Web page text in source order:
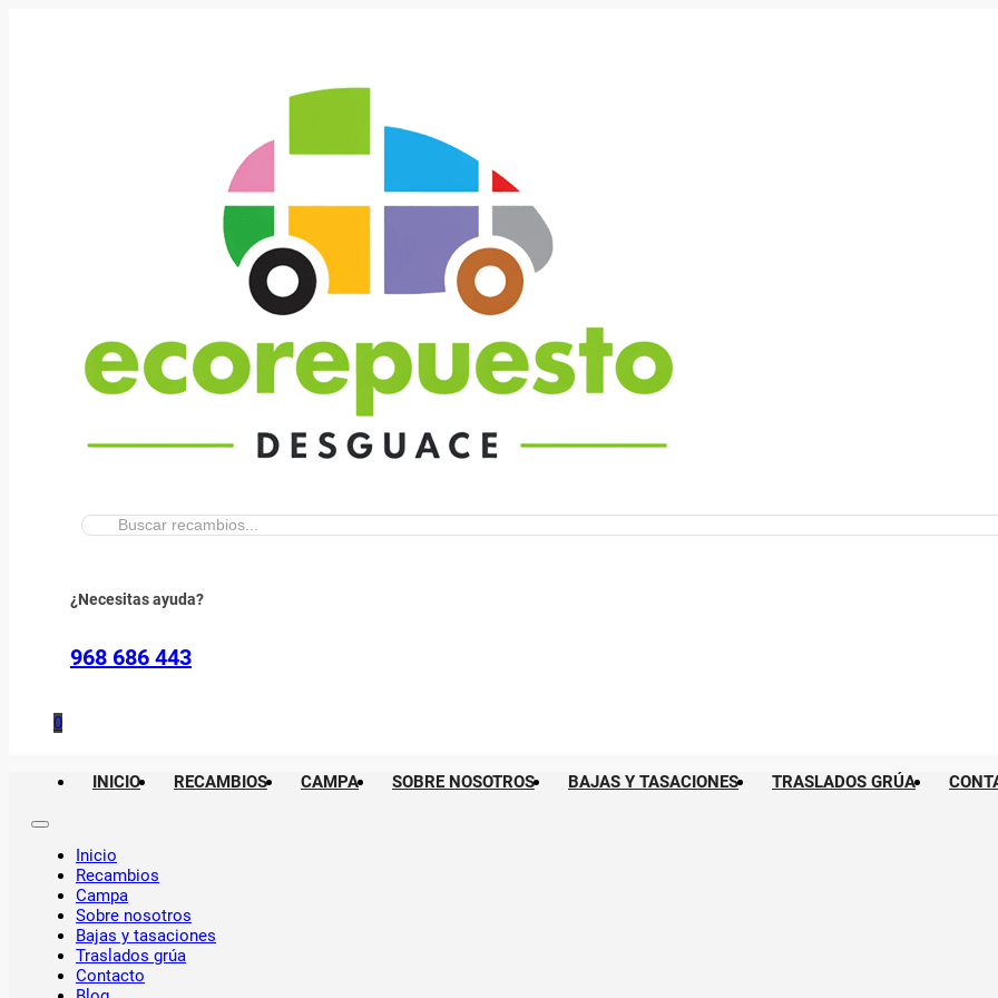
Buscar:
¿Necesitas ayuda?
968 686 443
0
INICIO RECAMBIOS CAMPA SOBRE NOSOTROS BAJAS Y TASACIONES TRASLADOS GRÚA
Inicio
Recambios
Campa
Sobre nosotros
Bajas y tasaciones
Traslados grúa
Contacto